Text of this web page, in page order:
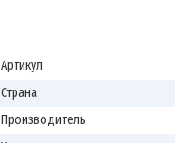
Артикул
Страна
Производитель